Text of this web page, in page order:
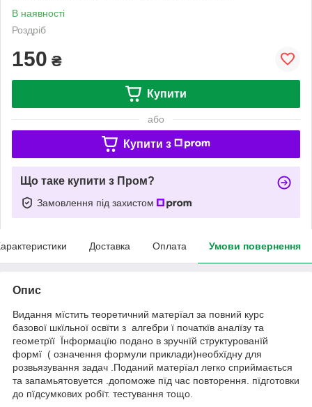
В наявності
Роздріб
150 ₴
Купити
або
Купити з
Що таке купити з Пром?
Замовлення під захистом
Доставка Оплата Умови повернення
Опис
Видання мїстить теоретичний матерїал за повний курс
базової шкїльної освїти з алгебри ї початкїв аналїзу та
геометрїї Їнформацїю подано в зручнїй структурованїй
формї ( означення формули приклади)необхїдну для
розвьязування задач .Поданий матерїал легко сприймається
та запамьятовуется .допоможе пїд час повторення. пїдготовки
до пїдсумкових робїт. тестування тощо.